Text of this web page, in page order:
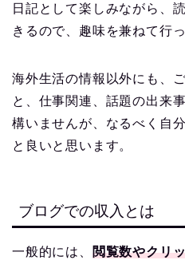
日記として楽しみながら、
きるので、趣味を兼ねて行
海外生活の情報以外にも、
と、仕事関連、話題の出来
構いませんが、なるべく自
と良いと思います。
ブログでの収入とは
一般的には、
閲覧数やクリ